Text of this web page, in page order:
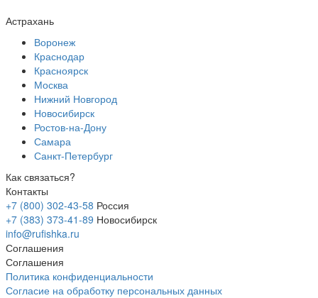
Астрахань
Воронеж
Краснодар
Красноярск
Москва
Нижний Новгород
Новосибирск
Ростов-на-Дону
Самара
Санкт-Петербург
Как связаться?
Контакты
+7 (800) 302-43-58 Россия
+7 (383) 373-41-89 Новосибирск
info@rufishka.ru
Соглашения
Соглашения
Политика конфиденциальности
Согласие на обработку персональных данных